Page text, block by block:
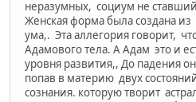
неразумных, социум не
Женская форма была создана
ума,. Эта аллегория говорит,
Адамового тела. А Адам это и
уровня развития,, До падения
попав в материю двух
сознания. которую творит